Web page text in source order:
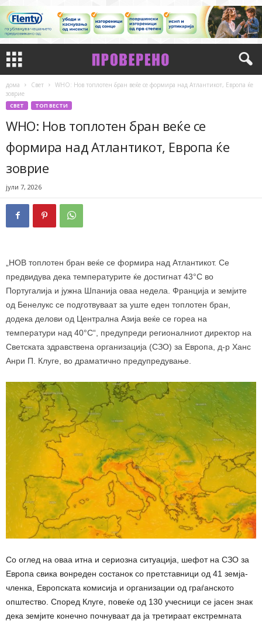
дома Свет
WHO: Нов топлотен бран веќе се формира над Атлантикот, Европа ќе
зоврие
СВЕТ ТОП ВЕСТИ
WHO: Нов топлотен бран веќе се
формира над Атлантикот, Европа ќе
зоврие
јули 7, 2026
„НОВ топлотен бран веќе се формира над Атлантикот. Се
предвидува дека температурите ќе достигнат 43°C во
Португалија и јужна Шпанија оваа недела. Франција и земјите
од Бенелукс се подготвуваат за уште еден топлотен бран,
додека делови од Централна Азија веќе се гореа на
температури над 40°C“, предупреди регионалниот директор на
Светската здравствена организација (СЗО) за Европа, д-р Ханс
Анри П. Клуге, во драматично предупредување.
Со оглед на оваа итна и сериозна ситуација, шефот на СЗО за
Европа свика вонреден состанок со претставници од 41 земја-
членка, Европската комисија и организации од граѓанското
општество. Според Клуге, повеќе од 130 учесници се јасен знак
дека земјите конечно почнуваат да ја третираат екстремната